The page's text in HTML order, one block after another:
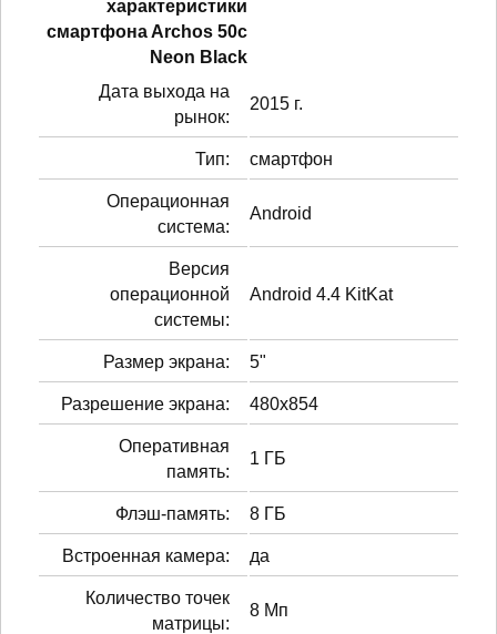
характеристики
смартфонa Archos 50c
Neon Black
Дата выхода на
рынок:
2015 г.
Тип: смартфон
Операционная
система:
Android
Версия
операционной
системы:
Android 4.4 KitKat
Размер экрана: 5"
Разрешение экрана: 480x854
Оперативная
память:
1 ГБ
Флэш-память: 8 ГБ
Встроенная камера: да
Количество точек
матрицы:
8 Мп